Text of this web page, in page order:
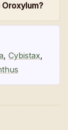
, Cybistax,